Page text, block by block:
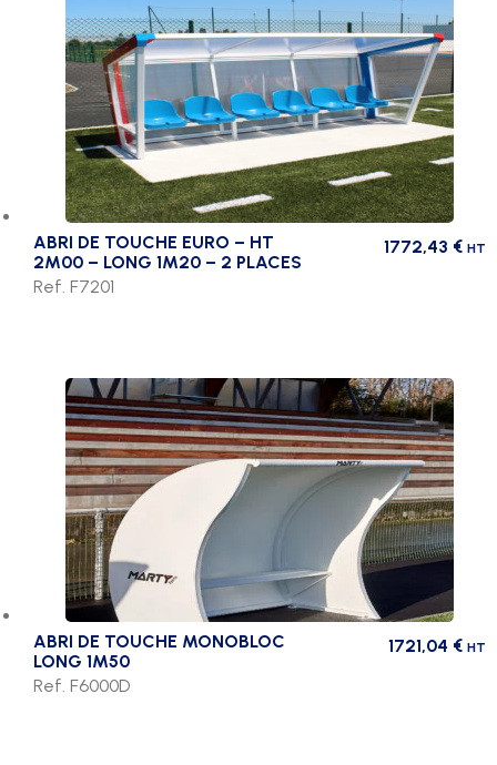
ABRI DE TOUCHE EURO – HT
2M00 – LONG 1M20 – 2 PLACES
1772,43 € HT
Ref. F7201
ABRI DE TOUCHE MONOBLOC
LONG 1M50
1721,04 € HT
Ref. F6000D